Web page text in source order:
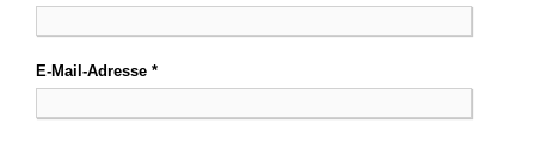
E-Mail-Adresse *